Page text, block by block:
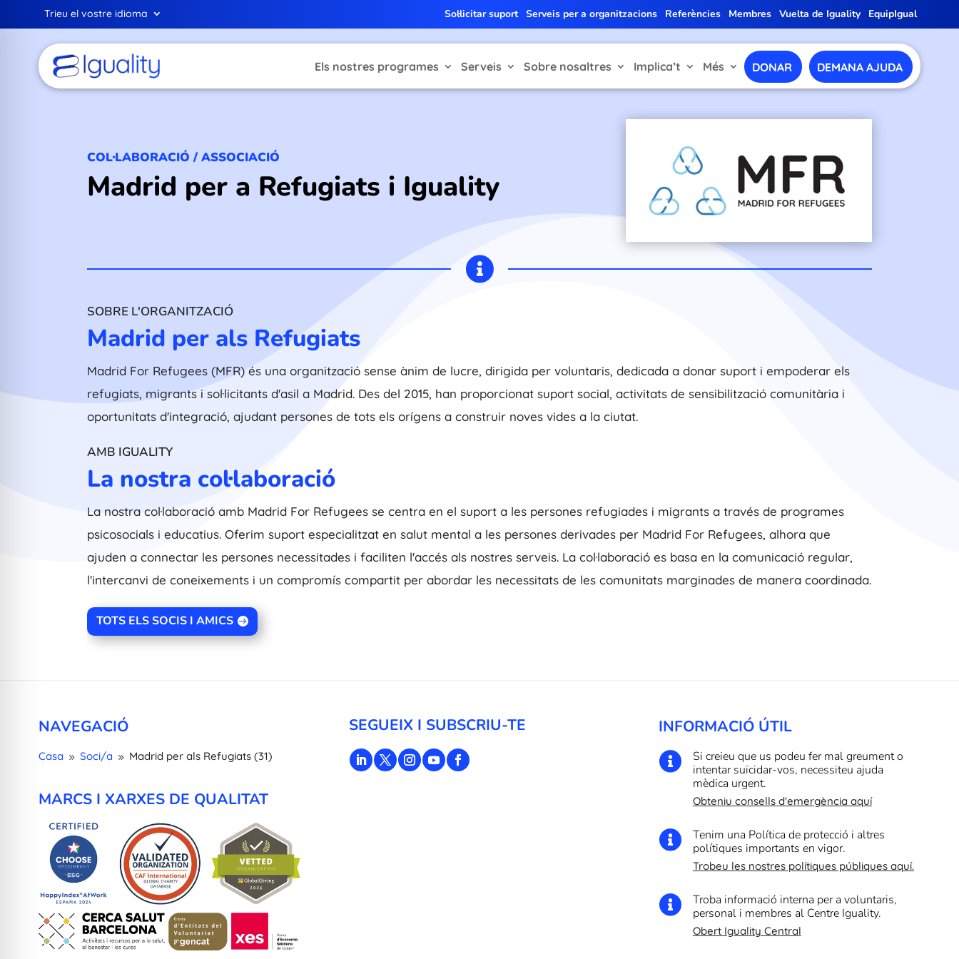
Trieu el vostre idioma Sol·licitar suport Serveis per a organitzacions Referències Membres Vuelta de Iguality EquipIgual
Els nostres programes Serveis Sobre nosaltres Implica’t Més DONAR DEMANA AJUDA
COL·LABORACIÓ / ASSOCIACIÓ
Madrid per a Refugiats i Iguality

SOBRE L'ORGANITZACIÓ
Madrid per als Refugiats
Madrid For Refugees (MFR) és una organització sense ànim de lucre, dirigida per voluntaris, dedicada a donar suport i empoderar els
refugiats, migrants i sol·licitants d'asil a Madrid. Des del 2015, han proporcionat suport social, activitats de sensibilització comunitària i
oportunitats d'integració, ajudant persones de tots els orígens a construir noves vides a la ciutat.
AMB IGUALITY
La nostra col·laboració
La nostra col·laboració amb Madrid For Refugees se centra en el suport a les persones refugiades i migrants a través de programes
psicosocials i educatius. Oferim suport especialitzat en salut mental a les persones derivades per Madrid For Refugees, alhora que
ajuden a connectar les persones necessitades i faciliten l'accés als nostres serveis. La col·laboració es basa en la comunicació regular,
l'intercanvi de coneixements i un compromís compartit per abordar les necessitats de les comunitats marginades de manera coordinada.
TOTS ELS SOCIS I AMICS
NAVEGACIÓ
Casa 9 Soci/a 9 Madrid per als Refugiats (31)
MARCS I XARXES DE QUALITAT
SEGUEIX I SUBSCRIU-TE INFORMACIÓ ÚTIL

Si creieu que us podeu fer mal greument o
intentar suïcidar-vos, necessiteu ajuda
mèdica urgent.
Obteniu consells d'emergència aquí

Tenim una Política de protecció i altres
polítiques importants en vigor.
Trobeu les nostres polítiques públiques aquí.

Troba informació interna per a voluntaris,
personal i membres al Centre Iguality.
Obert Iguality Central